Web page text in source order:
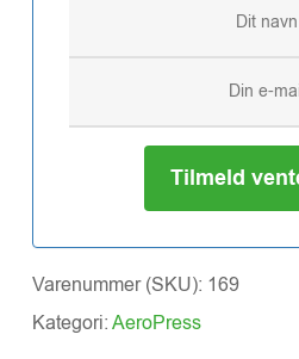
Tilmeld
Varenummer (SKU): 169
Kategori:AeroPress